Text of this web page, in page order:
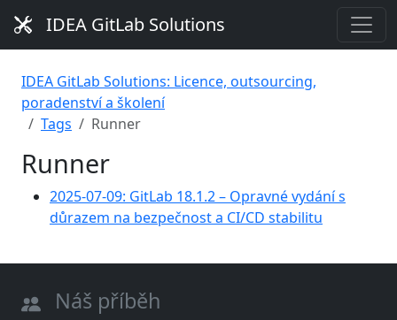
IDEA GitLab Solutions
IDEA GitLab Solutions: Licence, outsourcing,
poradenství a školení
Tags
Runner
Runner
2025-07-09: GitLab 18.1.2 – Opravné vydání s
důrazem na bezpečnost a CI/CD stabilitu
Náš příběh